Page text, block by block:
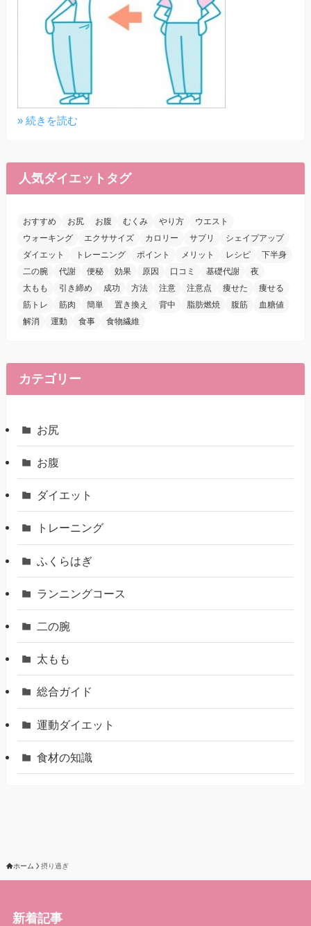
» 続きを読む
人気ダイエットタグ
おすすめ お尻 お腹 むくみ やり方
ウエスト
ウォーキング
エクササイズ カロリー サプリ
シェイプアップ
ダイエット
トレーニング ポイント メリット レシピ
下半身
二の腕
代謝 便秘 効果 原因 口コミ 基礎代謝
夜
太もも
引き締め 成功 方法 注意 注意点 痩せた
痩せる
筋トレ
筋肉 簡単 置き換え 背中 脂肪燃焼 腹筋
血糖値
解消
運動 食事 食物繊維
カテゴリー
お尻
お腹
ダイエット
トレーニング
ふくらはぎ
ランニングコース
二の腕
太もも
総合ガイド
運動ダイエット
食材の知識
ホーム 摂り過ぎ
新着記事